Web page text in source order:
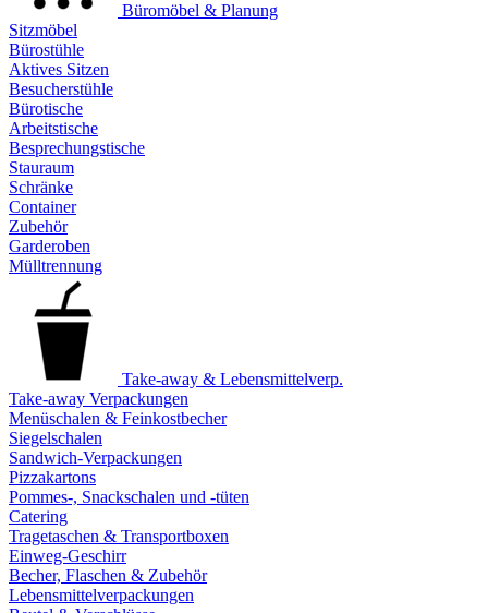
Büromöbel & Planung
Sitzmöbel
Bürostühle
Aktives Sitzen
Besucherstühle
Bürotische
Arbeitstische
Besprechungstische
Stauraum
Schränke
Container
Zubehör
Garderoben
Mülltrennung
Take-away & Lebensmittelverp.
Take-away Verpackungen
Menüschalen & Feinkostbecher
Siegelschalen
Sandwich-Verpackungen
Pizzakartons
Pommes-, Snackschalen und -tüten
Catering
Tragetaschen & Transportboxen
Einweg-Geschirr
Becher, Flaschen & Zubehör
Lebensmittelverpackungen